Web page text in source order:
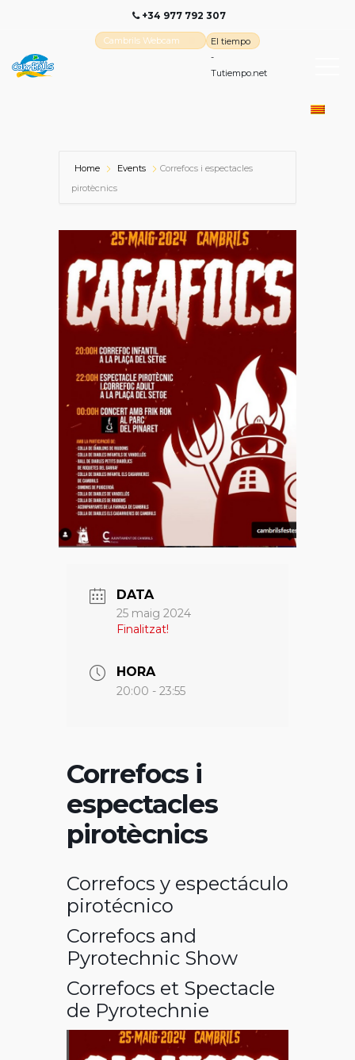
+34 977 792 307
Cambrils Webcam
El tiempo
-
Tutiempo.net
Home Events
Correfocs i espectacles
pirotècnics
DATA
25 maig 2024
Finalitzat!
HORA
20:00 - 23:55
Correfocs i
espectacles
pirotècnics
Correfocs y espectáculo
pirotécnico
Correfocs and
Pyrotechnic Show
Correfocs et Spectacle
de Pyrotechnie